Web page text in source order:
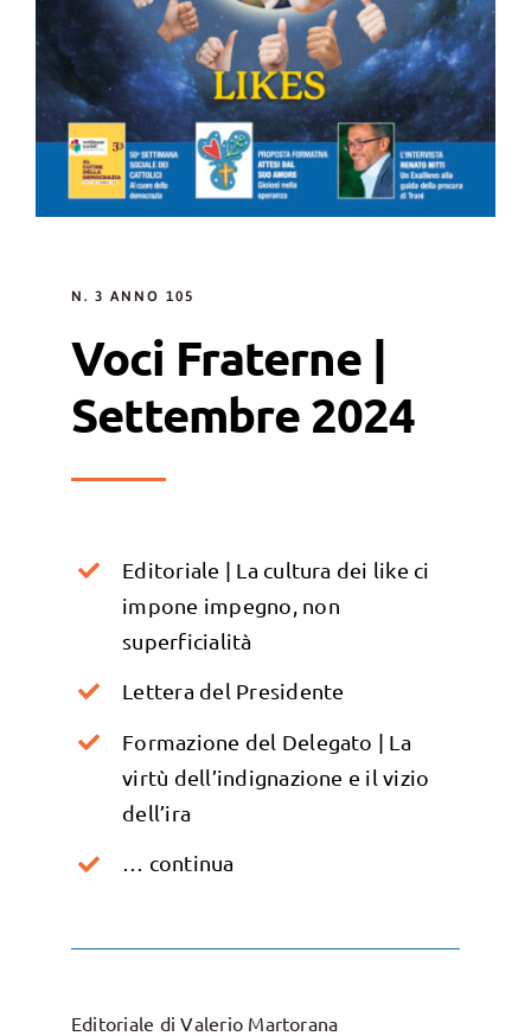
N. 3 ANNO 105
Voci Fraterne |
Settembre 2024
Editoriale | La cultura dei like ci
impone impegno, non
superficialità
Lettera del Presidente
Formazione del Delegato | La
virtù dell’indignazione e il vizio
dell’ira
… continua
Editoriale di Valerio Martorana